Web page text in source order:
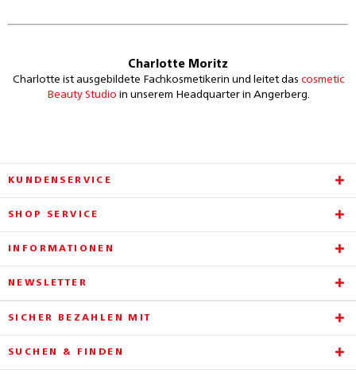
Charlotte Moritz
Charlotte ist ausgebildete Fachkosmetikerin und leitet das cosmetic
Beauty Studio in unserem Headquarter in Angerberg.
KUNDENSERVICE
SHOP SERVICE
INFORMATIONEN
NEWSLETTER
SICHER BEZAHLEN MIT
SUCHEN & FINDEN